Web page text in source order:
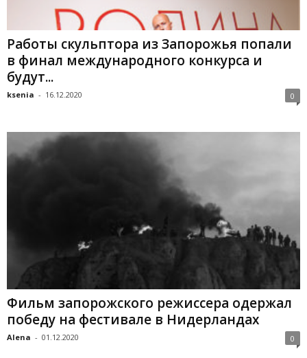
Работы скульптора из Запорожья попали
в финал международного конкурса и
будут...
ksenia - 16.12.2020 0
Фильм запорожского режиссера одержал
победу на фестивале в Нидерландах
Alena - 01.12.2020 0